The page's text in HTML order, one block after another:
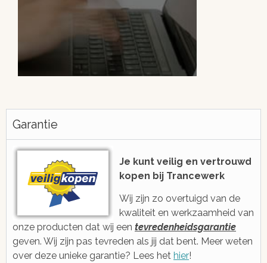
We zijn eenvoudig en snel bereikbaar
voicebericht
Met gratis,
Garantie
Je kunt veilig en vertrouwd
kopen bij Trancewerk
Wij zijn zo overtuigd van de
kwaliteit en werkzaamheid van
onze producten dat wij een tevredenheidsgarantie
geven. Wij zijn pas tevreden als jij dat bent. Meer weten
over deze unieke garantie? Lees het hier!